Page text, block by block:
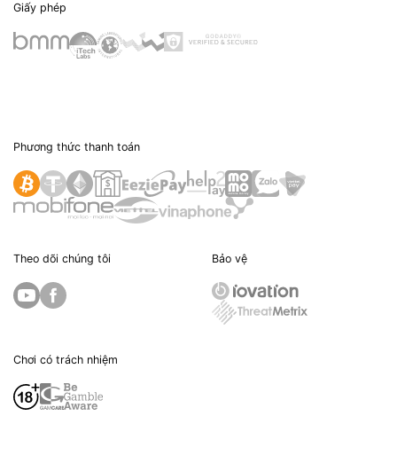
Giấy phép
Phương thức thanh toán
Theo dõi chúng tôi Bảo vệ
Chơi có trách nhiệm